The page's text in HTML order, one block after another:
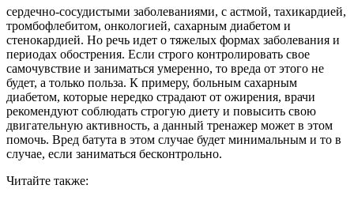
сердечно-сосудистыми заболеваниями, с астмой, тахикардией,
тромбофлебитом, онкологией, сахарным диабетом и
стенокардией. Но речь идет о тяжелых формах заболевания и
периодах обострения. Если строго контролировать свое
самочувствие и заниматься умеренно, то вреда от этого не
будет, а только польза. К примеру, больным сахарным
диабетом, которые нередко страдают от ожирения, врачи
рекомендуют соблюдать строгую диету и повысить свою
двигательную активность, а данный тренажер может в этом
помочь. Вред батута в этом случае будет минимальным и то в
случае, если заниматься бесконтрольно.
Читайте также: